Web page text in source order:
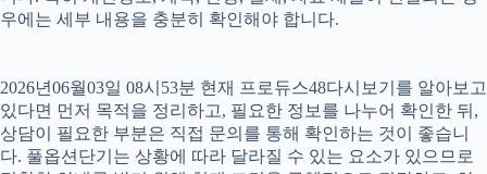
우에는 세부 내용을 충분히 확인해야 합니다.
2026년06월03일 08시53분 현재 프로듀스48다시보기를 알아보고
있다면 먼저 목적을 정리하고, 필요한 정보를 나누어 확인한 뒤,
상담이 필요한 부분은 직접 문의를 통해 확인하는 것이 좋습니
다. 풀옵션단기는 상황에 따라 달라질 수 있는 요소가 있으므로